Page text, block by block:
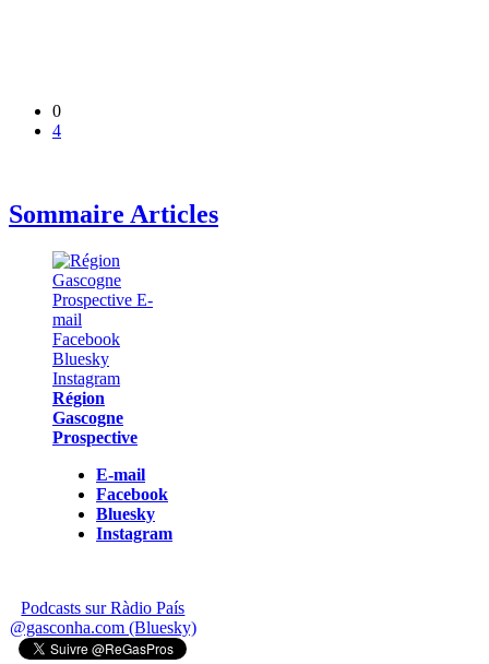
0
4
Sommaire Articles
Région
Gascogne
Prospective
E-mail
Facebook
Bluesky
Instagram
Podcasts sur Ràdio País
@gasconha.com (Bluesky)